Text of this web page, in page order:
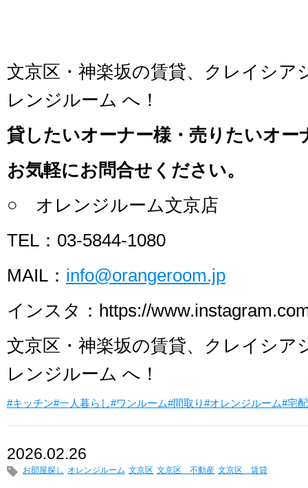
文京区・神楽坂の賃貸、クレイシア
レンジルーム へ！
貸したいオーナー様・売りたいオー
お気軽にお問合せください。
○ オレンジルーム文京店
TEL：03-5844-1080
MAIL： info@orangeroom.jp
インスタ：https://
文京区・神楽坂の賃貸、クレイシア
レンジルーム へ！
#キッチン#一人暮らし#ワンルーム#間取り#オレンジルーム#宅
2026.02.26
お部屋探し オレンジルーム 文京区 文京区 不動産 文京区 賃貸